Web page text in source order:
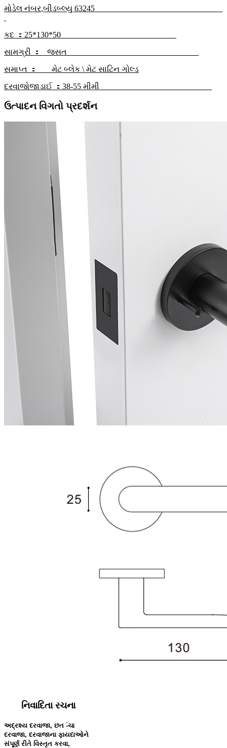
મોડેલ નંબર,બીડબ્લ્યુ 63245
કદ ： 25*130*50
સામગ્રી ：
જસત
સમાપ્ત ：
મેટ બ્લેક \ મેટ સાટિન ગોલ્ડ
દરવાજોજાડાઈ ： 38-55 મીમી
ઉત્પાદન વિગતો પ્રદર્શન
નિવાદિતા રચના
અદ્રશ્ય દરવાજા, છત -ંચા
દરવાજા, દરવાજાના ફાયદાઓને
સંપૂર્ણ રીતે વિસ્તૃત કરવા,